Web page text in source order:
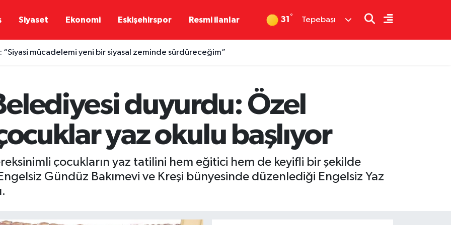
Siyaset Ekonomi Eskişehirspor Resmi ilanlar 31 ° Tepebaşı
“Siyasi mücadelemi yeni bir siyasal zeminde sürdüreceğim”
duyurdu: Özel
yaz okulu başlıyor
çocukların yaz tatilini hem eğitici hem de keyifli bir şekilde
Gündüz Bakımevi ve Kreşi bünyesinde düzenlediği Engelsiz Yaz